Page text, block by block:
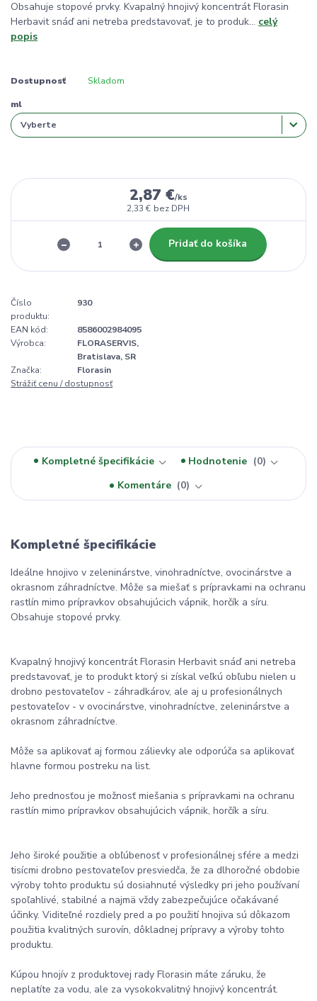
Obsahuje stopové prvky. Kvapalný hnojivý koncentrát Florasin
Herbavit snáď ani netreba predstavovať, je to produk... celý
popis
Dostupnosť Skladom
ml
2,87 €/ks
2,33 € bez DPH
Pridať do košíka
Číslo
produktu:
930
EAN kód:
8586002984095
Výrobca:
FLORASERVIS,
Bratislava, SR
Značka:
Florasin
Strážiť cenu / dostupnosť
Kompletné špecifikácie Hodnotenie
0
Komentáre
0
Kompletné špecifikácie
Ideálne hnojivo v zeleninárstve, vinohradníctve, ovocinárstve a
okrasnom záhradníctve. Môže sa miešať s prípravkami na ochranu
rastlín mimo prípravkov obsahujúcich vápnik, horčík a síru.
Obsahuje stopové prvky.
Kvapalný hnojivý koncentrát Florasin Herbavit snáď ani netreba
predstavovať, je to produkt ktorý si získal veľkú obľubu nielen u
drobno pestovateľov - záhradkárov, ale aj u profesionálnych
pestovateľov - v ovocinárstve, vinohradníctve, zeleninárstve a
okrasnom záhradníctve.
Môže sa aplikovať aj formou zálievky ale odporúča sa aplikovať
hlavne formou postreku na list.
Jeho prednosťou je možnosť miešania s prípravkami na ochranu
rastlín mimo prípravkov obsahujúcich vápnik, horčík a síru.
Jeho široké použitie a obľúbenosť v profesionálnej sfére a medzi
tisícmi drobno pestovateľov presviedča, že za dlhoročné obdobie
výroby tohto produktu sú dosiahnuté výsledky pri jeho používaní
spoľahlivé, stabilné a najmä vždy zabezpečujúce očakávané
účinky. Viditeľné rozdiely pred a po použití hnojiva sú dôkazom
použitia kvalitných surovín, dôkladnej prípravy a výroby tohto
produktu.
Kúpou hnojív z produktovej rady Florasin máte záruku, že
neplatíte za vodu, ale za vysokokvalitný hnojivý koncentrát.